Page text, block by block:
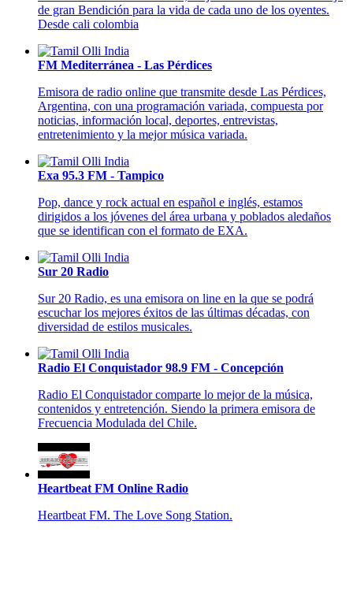
de gran Bendición para la vida de cada uno de los oyentes.
Desde cali colombia
FM Mediterránea - Las Pérdices
Emisora de radio online que transmite desde Las Pérdices,
Argentina, con una programación variada, compuesta por
noticias, información local, deportes, entrevistas,
entretenimiento y la mejor música variada.
Exa 95.3 FM - Tampico
Pop, dance y rock actual en español e inglés, estamos
dirigidos a los jóvenes del área urbana y poblados aledaños
que se identifican con el formato de EXA.
Sur 20 Radio
Sur 20 Radio, es una emisora on line en la que se podrá
escuchar los mejores éxitos de las últimas décadas, con
diversidad de estilos musicales.
Radio El Conquistador 98.9 FM - Concepción
Radio El Conquistador comparte lo mejor de la música,
contenidos y entretención. Siendo la primera emisora de
Frecuencia Modulada del Chile.
Heartbeat FM Online Radio
Heartbeat FM. The Love Song Station.